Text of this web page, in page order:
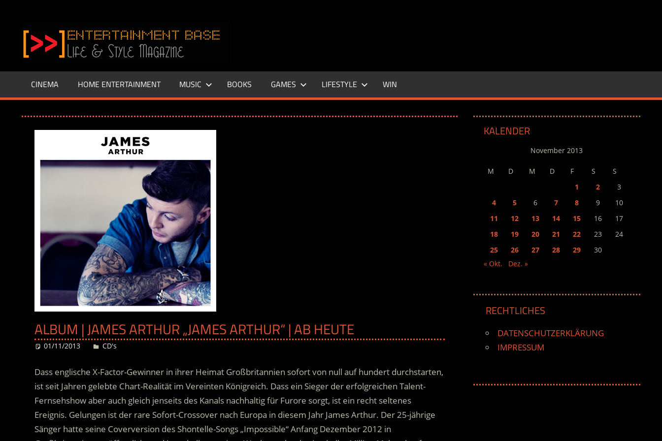
springen
–
LIFE
Base.de
CINEMA HOME ENTERTAINMENT MUSIC BOOKS GAMES LIFESTYLE WIN
ALBUM | JAMES ARTHUR „JAMES ARTHUR“ | AB HEUTE
01/11/2013 Desiree
CD's
Dass englische X-Factor-Gewinner in ihrer Heimat Großbritannien sofort von null auf hundert durchstarten,
ist seit Jahren gelebte Chart-Realität im Vereinten Königreich. Dass ein Sieger der erfolgreichen Talent-
Fernsehshow aber auch gleich jenseits des Kanals nachhaltig für Furore sorgt, ist ein recht seltenes
Ereignis. Gelungen ist der rare Sofort-Crossover nach Europa in diesem Jahr James Arthur. Der 25-jährige
Sänger hatte seine Coverversion des Shontelle-Songs „Impossible“ Anfang Dezember 2012 in
KALENDER
November 2013
M D M D F S
S
1
2
3
4
5 6 7 8 9
10
11
12 13 14 15 16
17
18
19 20 21 22 23
24
25
26 27 28 29
30
« Okt.
Dez. »
RECHTLICHES
DATENSCHUTZERKLÄRUNG
IMPRESSUM